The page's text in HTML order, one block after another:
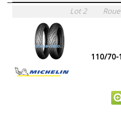
Lot 2
110/70-